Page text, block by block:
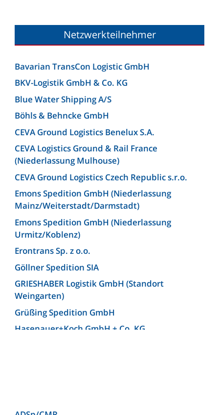
Netzwerkteilnehmer
Bavarian TransCon Logistic GmbH
BKV-Logistik GmbH & Co. KG
Blue Water Shipping A/S
Böhls & Behncke GmbH
CEVA Ground Logistics Benelux S.A.
CEVA Logistics Ground & Rail France
(Niederlassung Mulhouse)
CEVA Ground Logistics Czech Republic s.r.o.
Emons Spedition GmbH (Niederlassung
Mainz/Weiterstadt/Darmstadt)
Emons Spedition GmbH (Niederlassung
Urmitz/Koblenz)
Erontrans Sp. z o.o.
Göllner Spedition SIA
GRIESHABER Logistik GmbH (Standort
Weingarten)
Grüßing Spedition GmbH
Hasenauer+Koch GmbH + Co. KG